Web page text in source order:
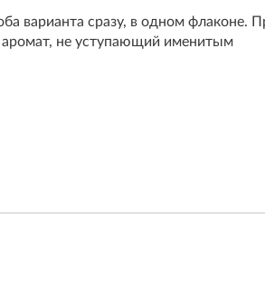
варианта сразу, в одном флаконе.
аромат, не уступающий именитым